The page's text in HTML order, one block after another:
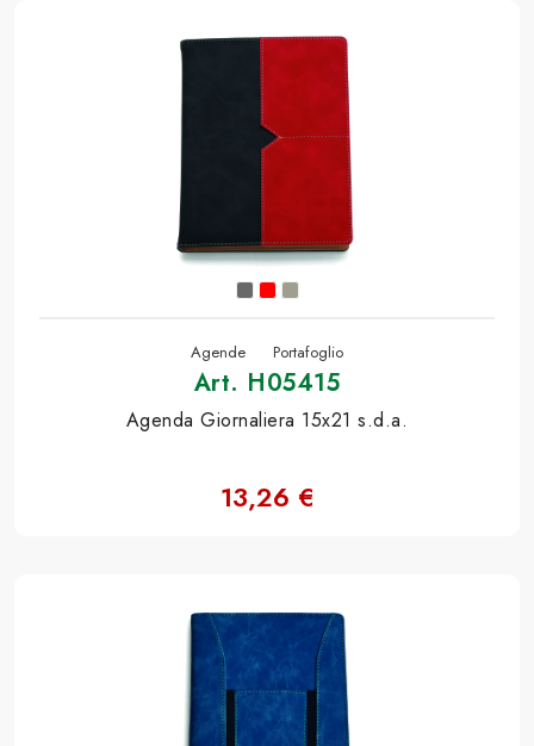
Agende Portafoglio
Art. H05415
Agenda Giornaliera 15x21 s.d.a.
13,26 €